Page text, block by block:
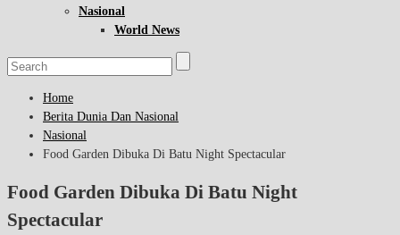
Nasional
World News
Home
Berita Dunia Dan Nasional
Nasional
Food Garden Dibuka Di Batu Night Spectacular
Food Garden Dibuka Di Batu Night
Spectacular